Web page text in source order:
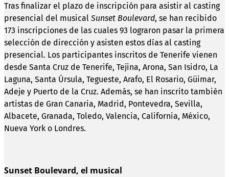
Tras finalizar el plazo de inscripción para asistir al casting
presencial del musical Sunset Boulevard, se han recibido
173 inscripciones de las cuales 93 lograron pasar la primera
selección de dirección y asisten estos días al casting
presencial. Los participantes inscritos de Tenerife vienen
desde Santa Cruz de Tenerife, Tejina, Arona, San Isidro, La
Laguna, Santa Úrsula, Tegueste, Arafo, El Rosario, Güimar,
Adeje y Puerto de la Cruz. Además, se han inscrito también
artistas de Gran Canaria, Madrid, Pontevedra, Sevilla,
Albacete, Granada, Toledo, Valencia, California, México,
Nueva York o Londres.
Sunset Boulevard, el musical